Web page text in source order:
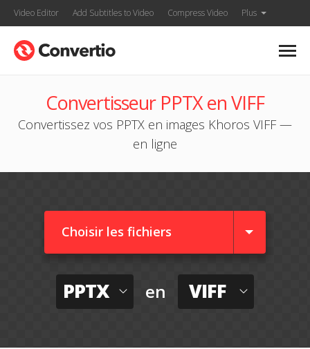
Video Editor Add Subtitles to Video Compress Video Plus
Convertisseur PPTX en VIFF
Convertissez vos PPTX en images Khoros VIFF —
en ligne
Choisir les fichiers
PPTX en VIFF